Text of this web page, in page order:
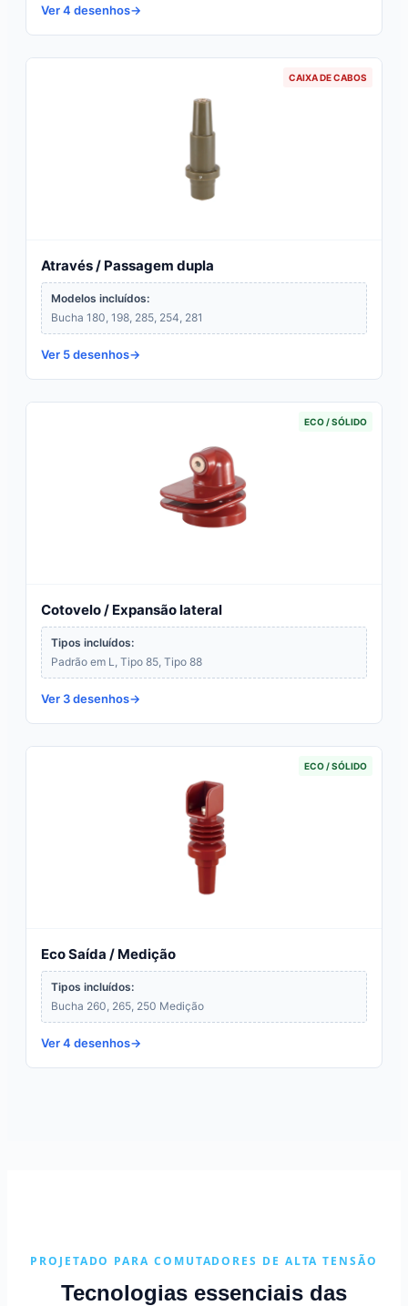
Ver 4 desenhos
CAIXA DE CABOS
Através / Passagem dupla
Modelos incluídos:
Bucha 180, 198, 285, 254, 281
Ver 5 desenhos
ECO / SÓLIDO
Cotovelo / Expansão lateral
Tipos incluídos:
Padrão em L, Tipo 85, Tipo 88
Ver 3 desenhos
ECO / SÓLIDO
Eco Saída / Medição
Tipos incluídos:
Bucha 260, 265, 250 Medição
Ver 4 desenhos
PROJETADO PARA COMUTADORES DE ALTA TENSÃO
Tecnologias essenciais das